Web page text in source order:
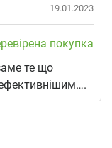
19.01.2023
покупка
те що